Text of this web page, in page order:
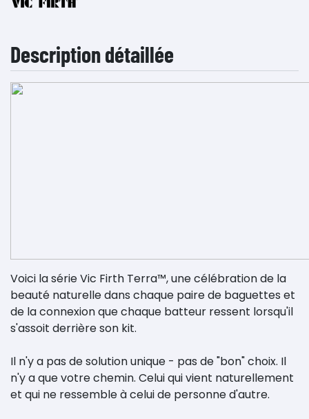
Description détaillée
Voici la série Vic Firth Terra™, une célébration de la
beauté naturelle dans chaque paire de baguettes et
de la connexion que chaque batteur ressent lorsqu'il
s'assoit derrière son kit.
Il n'y a pas de solution unique - pas de "bon" choix. Il
n'y a que votre chemin. Celui qui vient naturellement
et qui ne ressemble à celui de personne d'autre.